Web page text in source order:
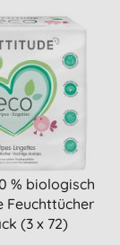
% biologisch
Feuchttücher
(3 x 72)